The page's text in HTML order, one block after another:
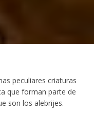
peculiares criaturas
que forman parte de
son los alebrijes.